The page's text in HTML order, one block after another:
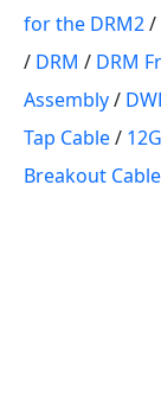
for the DRM2/
/ DRM / DRM
Assembly/
Tap Cable/
Breakout Cable